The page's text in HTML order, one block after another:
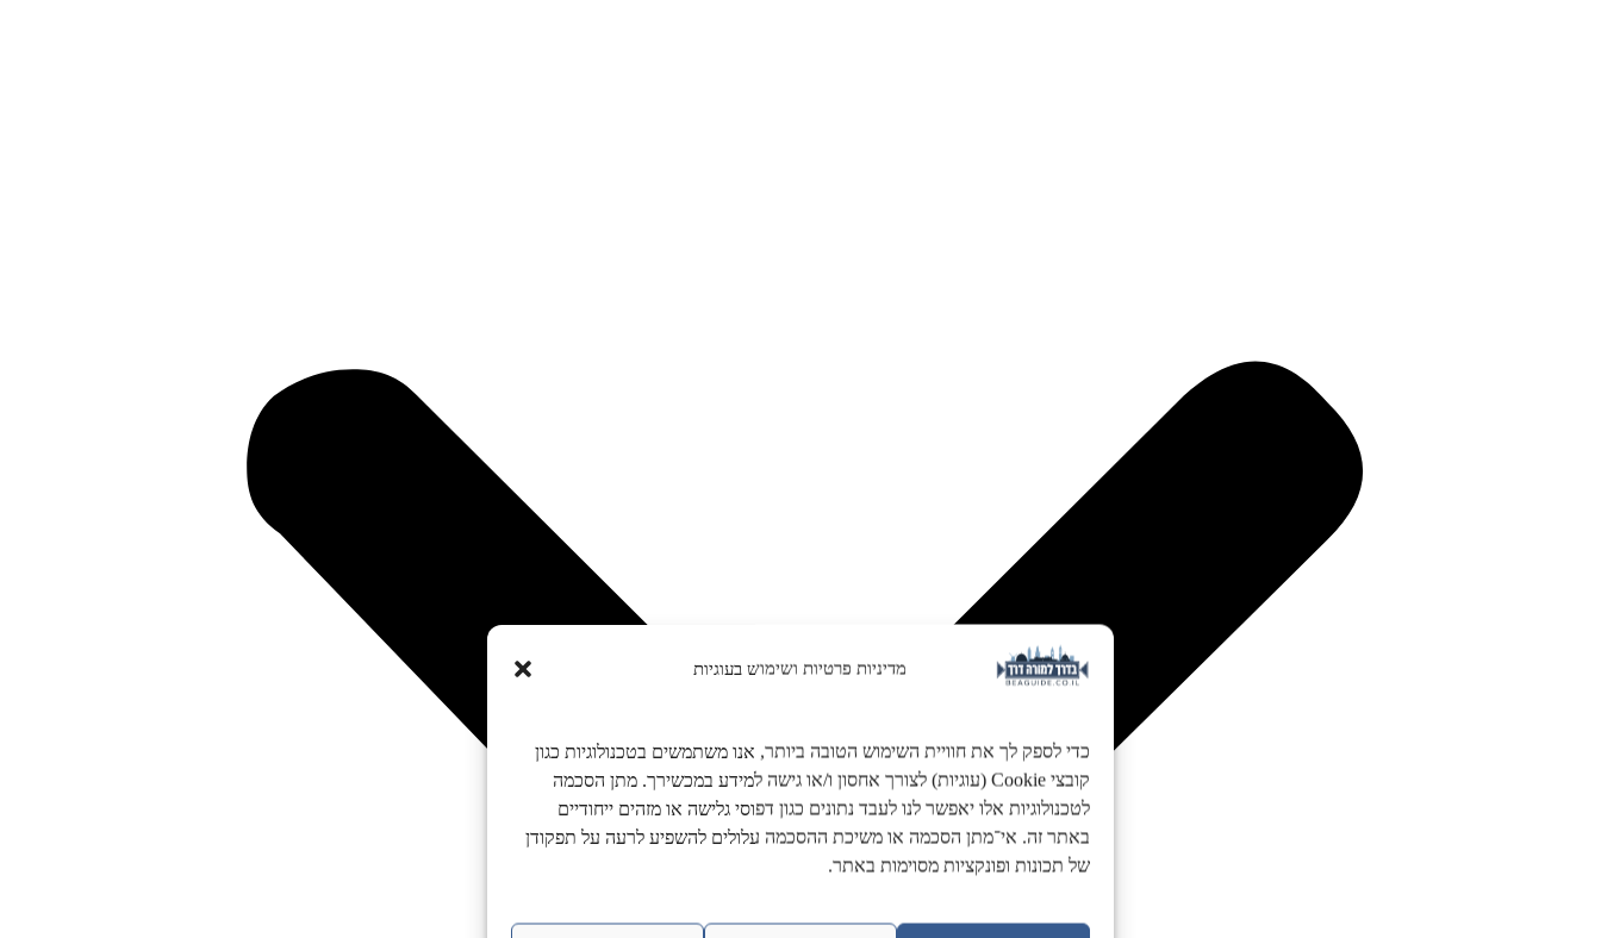
מדיניות פרטיות ושימוש בעוגיות
כדי לספק לך את חוויית השימוש הטובה ביותר, אנו משתמשים בטכנולוגיות כגון
קובצי Cookie (עוגיות) לצורך אחסון ו/או גישה למידע במכשירך. מתן הסכמה
לטכנולוגיות אלו יאפשר לנו לעבד נתונים כגון דפוסי גלישה או מזהים ייחודיים
באתר זה. אי־מתן הסכמה או משיכת ההסכמה עלולים להשפיע לרעה על תפקודן
של תכונות ופונקציות מסוימות באתר.